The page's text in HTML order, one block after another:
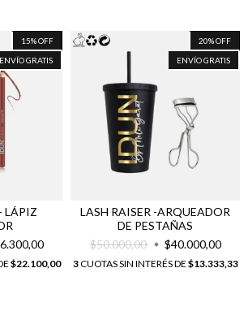
15%OFF
ENVÍO GRATIS
LÁPIZ
$22.100,00
20%OFF
ENVÍO GRATIS
LASH RAISER -ARQUEADOR
DE PESTAÑAS
$50.000,00
$40.000,00
3CUOTAS SIN INTERÉS DE $13.333,33